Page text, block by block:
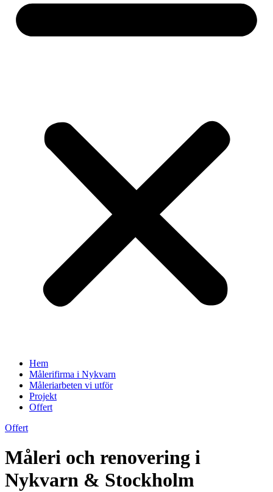
Hem
Målerifirma i Nykvarn
Måleriarbeten vi utför
Projekt
Offert
Offert
Måleri och renovering i
Nykvarn & Stockholm